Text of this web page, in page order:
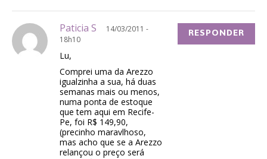
Paticia S
14/03/2011 -
18h10
Lu,
Comprei uma da Arezzo
igualzinha a sua, há duas
semanas mais ou menos,
numa ponta de estoque
que tem aqui em Recife-
Pe, foi R$ 149,90,
(precinho maravlhoso,
mas acho que se a Arezzo
relançou o preço será
RESPONDER